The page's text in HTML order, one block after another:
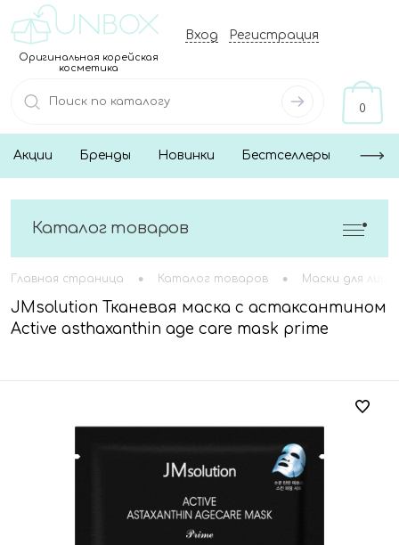
Оригинальная корейская
косметика
Вход Регистрация
0
Акции Бренды Новинки Бестселлеры
Каталог товаров
Главная страница • Каталог товаров • Маски для лица
JMsolution Тканевая маска с астаксантином
Active asthaxanthin age care mask prime